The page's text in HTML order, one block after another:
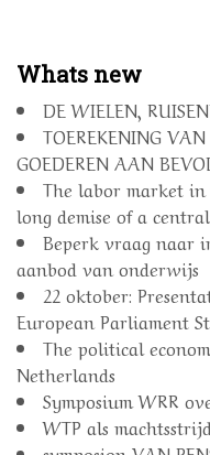
Whats new
DE WIELEN,
TOEREKENING
GOEDEREN AAN
The labor market in
long demise of a
Beperk vraag naar
aanbod van onderwijs
22 oktober:
European Parliament
The political
Netherlands
Symposium WRR
WTP als machtsstrijd